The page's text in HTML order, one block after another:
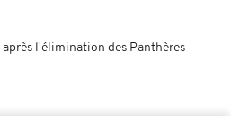
l'élimination des Panthères